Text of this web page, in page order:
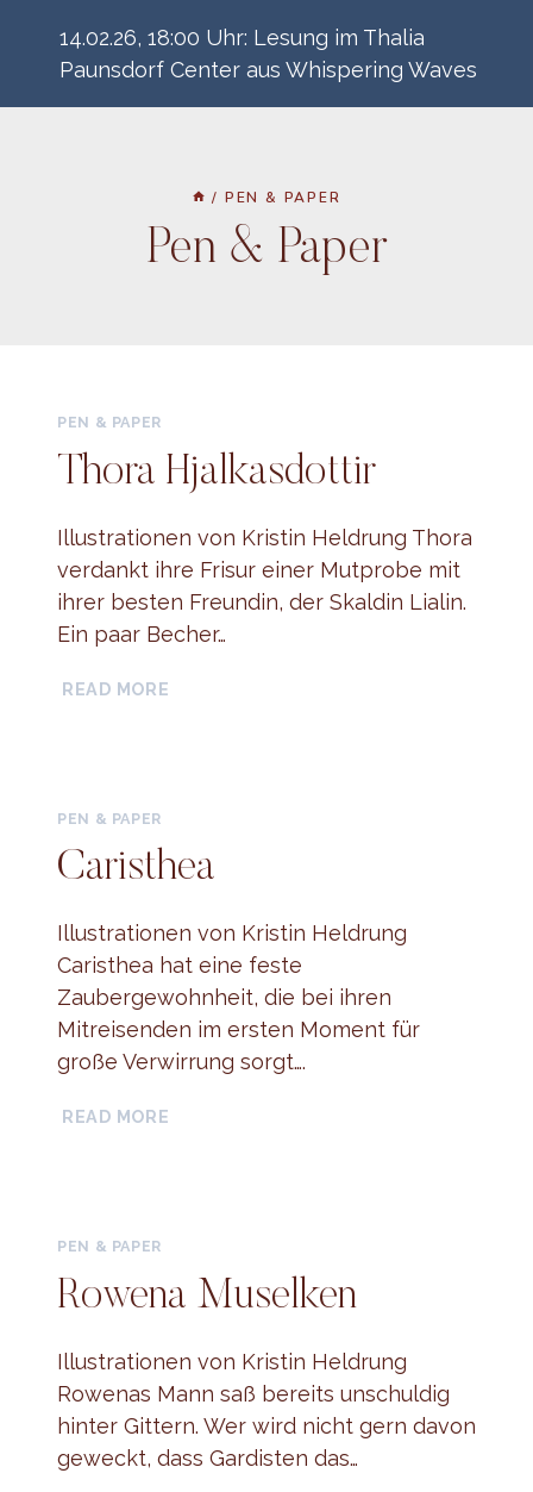
springen
14.02.26, 18:00 Uhr: Lesung im Thalia
Paunsdorf Center aus Whispering Waves
/ PEN & PAPER
Pen & Paper
PEN & PAPER
Thora Hjalkasdottir
Illustrationen von Kristin Heldrung Thora
verdankt ihre Frisur einer Mutprobe mit
ihrer besten Freundin, der Skaldin Lialin.
Ein paar Becher…
READ MORE
PEN & PAPER
Caristhea
Illustrationen von Kristin Heldrung
Caristhea hat eine feste
Zaubergewohnheit, die bei ihren
Mitreisenden im ersten Moment für
große Verwirrung sorgt….
READ MORE
PEN & PAPER
Rowena Muselken
Illustrationen von Kristin Heldrung
Rowenas Mann saß bereits unschuldig
hinter Gittern. Wer wird nicht gern davon
geweckt, dass Gardisten das…